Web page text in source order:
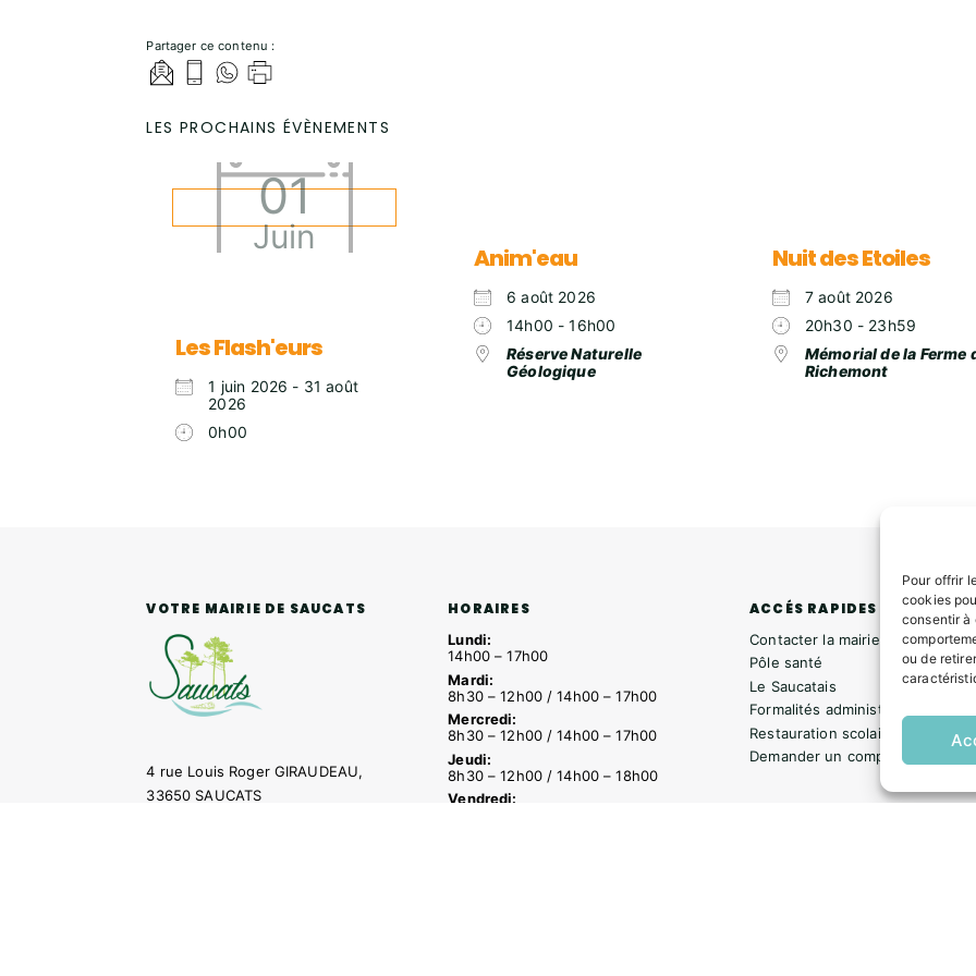
Pour offrir
cookies
consentir à
ou de
Partager ce contenu :
LES PROCHAINS ÉVÈNEMENTS
01
Juin
Les Flash'eurs
1 juin 2026 - 31 août
2026
0h00
Anim'eau
6 août 2026
14h00 - 16h00
Réserve Naturelle
Géologique
Nuit des Etoiles
7 août 2026
20h30 - 23h59
Mémorial de la Ferme
Richemont
VOTRE MAIRIE DE SAUCATS
4 rue Louis Roger GIRAUDEAU,
33650 SAUCATS
HORAIRES
Lundi:
14h00 – 17h00
Mardi:
8h30 – 12h00 / 14h00 – 17h00
Mercredi:
8h30 – 12h00 / 14h00 – 17h00
Jeudi:
8h30 – 12h00 / 14h00 – 18h00
Vendredi:
ACCÉS RAPIDES
Contacter la mairie
Pôle santé
Le Saucatais
Formalités administratives
Restauration scolaire
Demander un composteur